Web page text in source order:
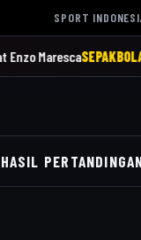
SPORT
SEPAKBOLAArsenal
HASIL